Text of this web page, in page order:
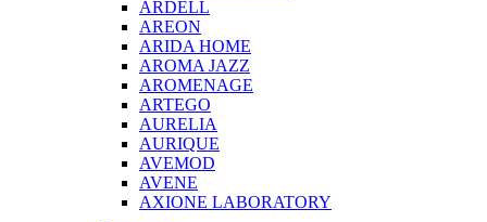
ARDELL
AREON
ARIDA HOME
AROMA JAZZ
AROMENAGE
ARTEGO
AURELIA
AURIQUE
AVEMOD
AVENE
AXIONE LABORATORY